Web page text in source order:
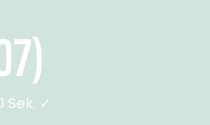
✓